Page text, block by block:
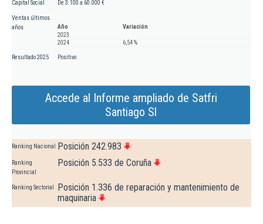
Capital Social De 3.100 a 60.000 €
Ventas últimos
años
Año
Variación
2023
2024
6,54 %
Resultado 2025 Positivo
Accede al Informe ampliado de Satfri
Santiago Sl
Ranking Nacional Posición 242.983
Ranking
Provincial
Posición 5.533 de Coruña
Ranking Sectorial
Posición 1.336 de reparación y mantenimiento de
maquinaria